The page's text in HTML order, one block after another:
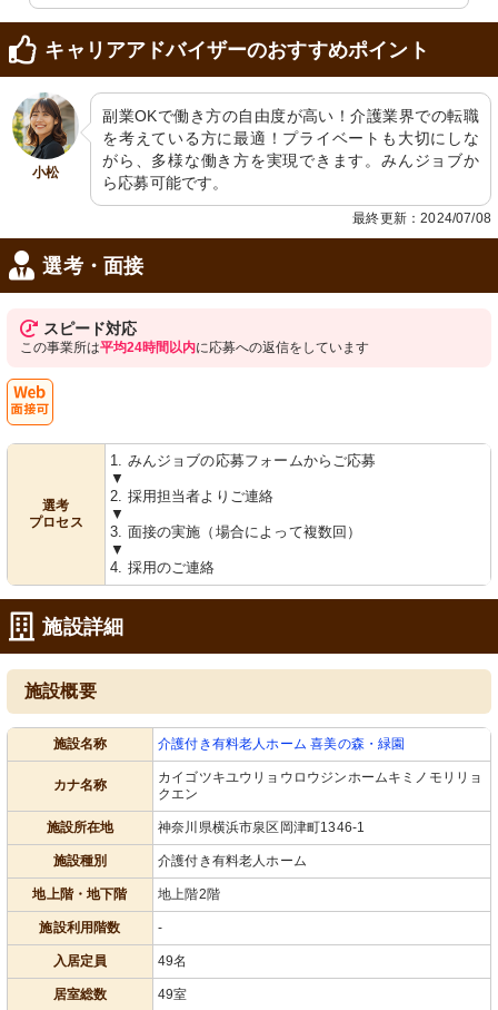
キャリアアドバイザーのおすすめポイント
小松
副業OKで働き方の自由度が高い！介護業界での転職
を考えている方に最適！プライベートも大切にしな
がら、多様な働き方を実現できます。みんジョブか
ら応募可能です。
最終更新：2024/07/08
選考・面接
スピード対応
この事業所は平均24時間以内に応募への返信をしています
選考
プロセス
1. みんジョブの応募フォームからご応募
▼
2. 採用担当者よりご連絡
▼
3. 面接の実施（場合によって複数回）
▼
4. 採用のご連絡
施設詳細
施設概要
施設名称 介護付き有料老人ホーム 喜美の森・緑園
カナ名称
カイゴツキユウリョウロウジンホームキミノモリリョ
クエン
施設所在地 神奈川県横浜市泉区岡津町1346-1
施設種別 介護付き有料老人ホーム
地上階・地下階 地上階2階
施設利用階数 -
入居定員 49名
居室総数 49室